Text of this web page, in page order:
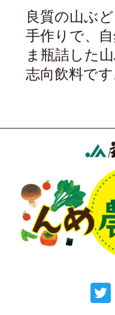
良質の山ぶ
手作りで、
ま瓶詰した
志向飲料です